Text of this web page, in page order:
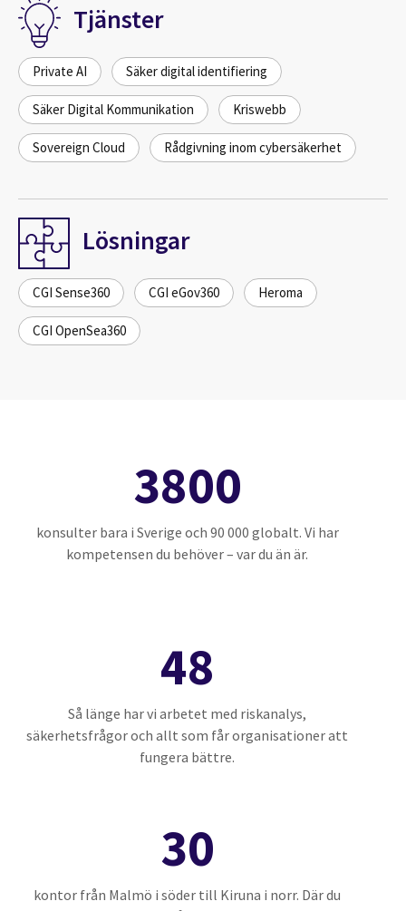
Tjänster
Private AI Säker digital identifiering
Säker Digital Kommunikation Kriswebb
Sovereign Cloud Rådgivning inom cybersäkerhet
Lösningar
CGI Sense360 CGI eGov360 Heroma
CGI OpenSea360
3800
konsulter bara i Sverige och 90 000 globalt. Vi har
kompetensen du behöver – var du än är.
48
Så länge har vi arbetet med riskanalys,
säkerhetsfrågor och allt som får organisationer att
fungera bättre.
30
kontor från Malmö i söder till Kiruna i norr. Där du